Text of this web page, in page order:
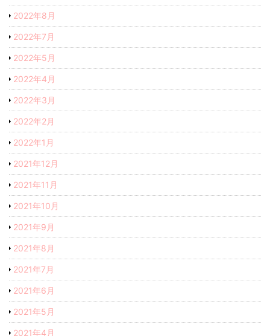
2022年8月
2022年7月
2022年5月
2022年4月
2022年3月
2022年2月
2022年1月
2021年12月
2021年11月
2021年10月
2021年9月
2021年8月
2021年7月
2021年6月
2021年5月
2021年4月